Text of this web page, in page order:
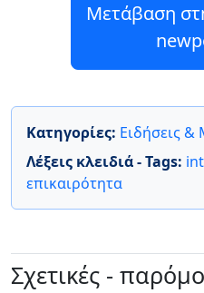
Μετάβαση
Κατηγορίες: Ειδήσεις
Λέξεις κλειδιά - Tags:
επικαιρότητα
Σχετικές -